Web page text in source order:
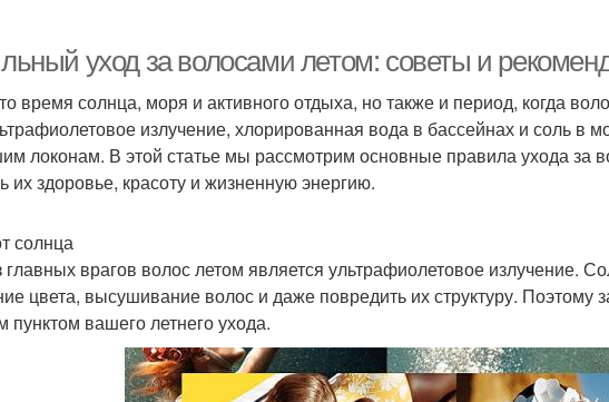
уход за волосами летом: советы и
время солнца, моря и активного отдыха, но также и период, когда
излучение, хлорированная вода в бассейнах и соль в
локонам. В этой статье мы рассмотрим основные правила ухода за
их здоровье, красоту и жизненную энергию.
солнца
врагов волос летом является ультрафиолетовое излучение.
цвета, высушивание волос и даже повредить их структуру. Поэтому
пунктом вашего летнего ухода.